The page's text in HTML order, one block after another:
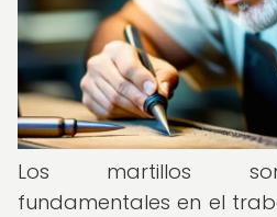
Los martillos
fundamentales en el